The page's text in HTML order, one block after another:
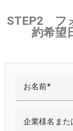
STEP2 フ
約希望
お名前
企業様名また